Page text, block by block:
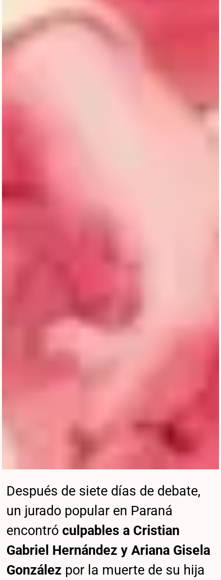
Después de siete días de debate,
un jurado popular en Paraná
encontróculpables a Cristian
Gabriel Hernández y Ariana Gisela
González por la muerte de su hija